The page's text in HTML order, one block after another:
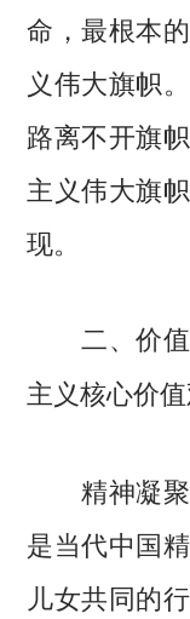
命，最根本
义伟大旗帜
路离不开旗
主义伟大旗
现。
二、价
主义核心价
精神凝聚
是当代中国
儿女共同的